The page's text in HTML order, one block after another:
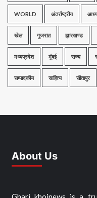
WORLD अंतर्राष्ट्रीय
खेल गुजरात झारखण्ड
मध्यप्रदेश मुंबई राज्य
सम्पादकीय साहित्य सीतापुर
About Us